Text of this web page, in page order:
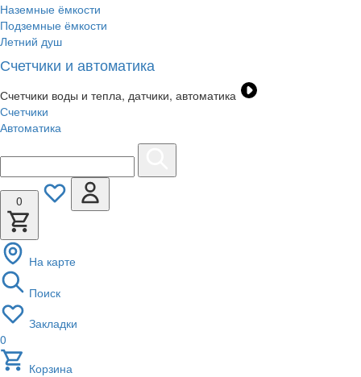
Наземные ёмкости
Подземные ёмкости
Летний душ
Счетчики и автоматика
Счетчики воды и тепла, датчики, автоматика
Счетчики
Автоматика
0
На карте
Поиск
Закладки
0
Корзина